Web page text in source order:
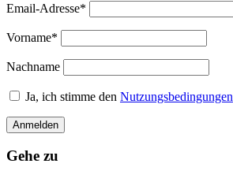
Email-Adresse*
Vorname*
Nachname
Ja, ich stimme den Nutzungsbedingungen
Gehe zu